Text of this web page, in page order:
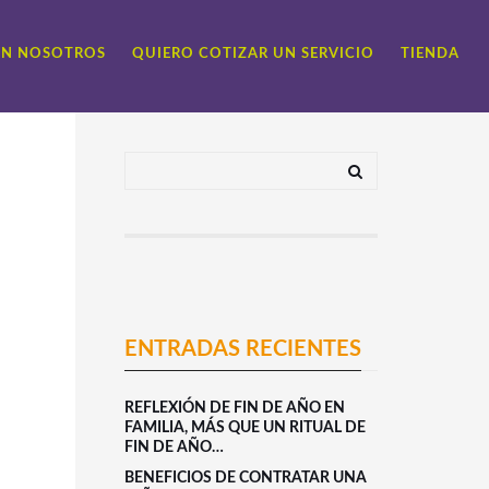
NOSOTROS QUIERO COTIZAR UN SERVICIO TIENDA
ENTRADAS RECIENTES
REFLEXIÓN DE FIN DE AÑO EN
FAMILIA, MÁS QUE UN RITUAL DE
FIN DE AÑO…
BENEFICIOS DE CONTRATAR UNA